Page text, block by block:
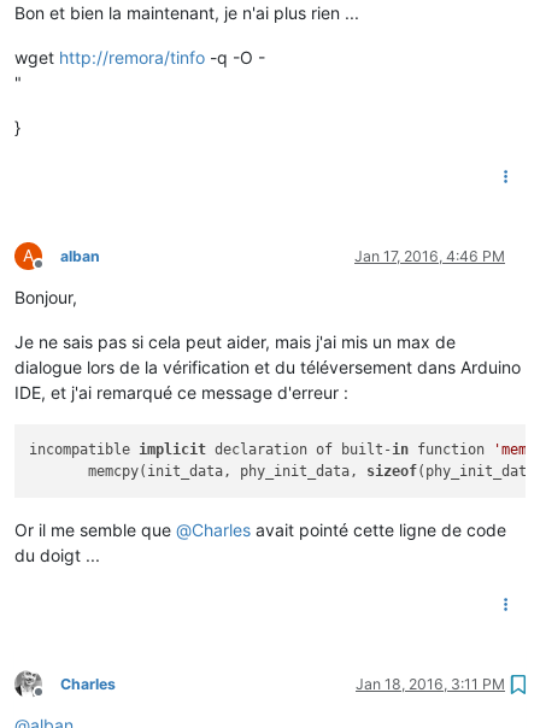
Bon et bien la maintenant, je n'ai plus rien ...
wget http://remora/tinfo -q -O -
"
}
A
Offline
alban Jan 17, 2016, 4:46 PM
Bonjour,
Je ne sais pas si cela peut aider, mais j'ai mis un max de
dialogue lors de la vérification et du téléversement dans Arduino
IDE, et j'ai remarqué ce message d'erreur :
incompatible implicit declaration of built-in function
       memcpy(init_data, phy_init_data,
sizeof
Or il me semble que @Charles avait pointé cette ligne de code
du doigt ...
Offline
Charles Jan 18, 2016, 3:11 PM